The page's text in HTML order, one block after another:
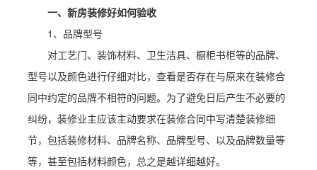
一、新房装修好如何验收
1、品牌型号
对工艺门、装饰材料、卫生洁具、橱柜书柜等的品牌、
型号以及颜色进行仔细对比，查看是否存在与原来在装修合
同中约定的品牌不相符的问题。为了避免日后产生不必要的
纠纷，装修业主应该主动要求在装修合同中写清楚装修细
节，包括装修材料、品牌名称、品牌型号、以及品牌数量等
等，甚至包括材料颜色，总之是越详细越好。